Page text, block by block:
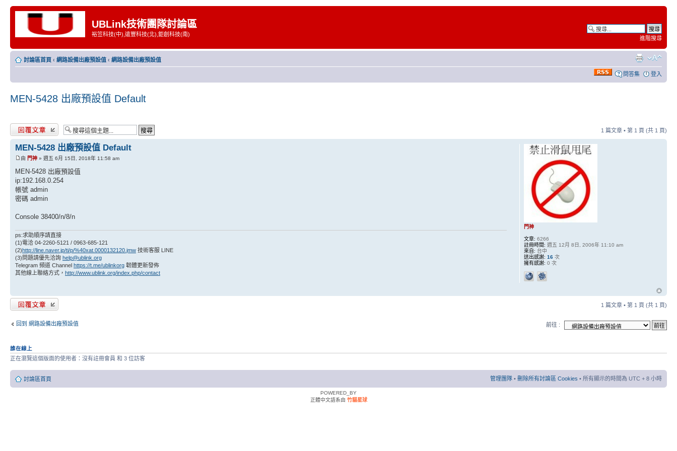
UBLink技術團隊討論區
裕笠科技(中),遠豐科技(北),鉅創科技(南)
進階搜尋
討論區首頁 ‹ 網路設備出廠預設值 ‹ 網路設備出廠預設值
問答集 登入
MEN-5428 出廠預設值 Default
發表回覆 1 篇文章 • 第 1 頁 (共 1 頁)
MEN-5428 出廠預設值 Default
由 門神 » 週五 6月 15日, 2018年 11:58 am
MEN-5428 出廠預設值
ip:192.168.0.254
帳號 admin
密碼 admin
Console 38400/n/8/n
ps:求助順序請直接
(1)電洽 04-2260-5121 / 0963-685-121
(2)http://line.naver.jp/ti/p/%40xat.0000132120.jmw 技術客服 LINE
(3)問題請優先洽詢 help@ublink.org
Telegram 頻道 Channel https://t.me/ublinkorg 韌體更新發佈
其他線上聯絡方式， http://www.ublink.org/index.php/contact
門神
文章: 6266
註冊時間: 週五 12月 8日, 2006年 11:10 am
來自: 台中
送出感謝: 16次
擁有感謝: 0 次
發表回覆 1 篇文章 • 第 1 頁 (共 1 頁)
回到 網路設備出廠預設值 前往 :
誰在線上
正在瀏覽這個版面的使用者：沒有註冊會員 和 3 位訪客
討論區首頁 管理團隊 • 刪除所有討論區 Cookies • 所有顯示的時間為 UTC + 8 小時
POWERED_BY
正體中文語系由 竹貓星球